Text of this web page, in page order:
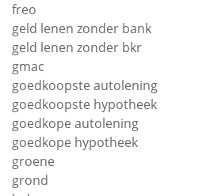
freo
geld lenen zonder bank
geld lenen zonder bkr
gmac
goedkoopste autolening
goedkoopste hypotheek
goedkope autolening
goedkope hypotheek
groene
grond